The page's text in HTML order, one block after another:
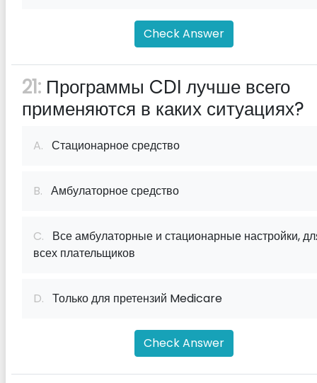
Check Answer
21: Программы CDI лучше всего
применяются в каких ситуациях?
A. Стационарное средство
B. Амбулаторное средство
C. Все амбулаторные и стационарные настройки,
всех плательщиков
D. Только для претензий Medicare
Check Answer